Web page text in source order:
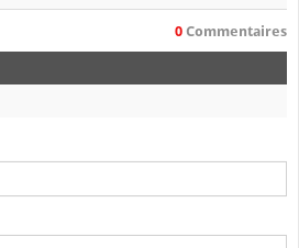
0 Commentaires